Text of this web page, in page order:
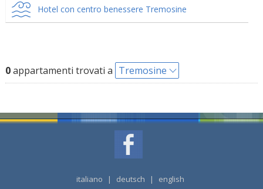
Hotel con centro benessere Tremosine
0appartamenti trovati a Tremosine
italiano | deutsch | english